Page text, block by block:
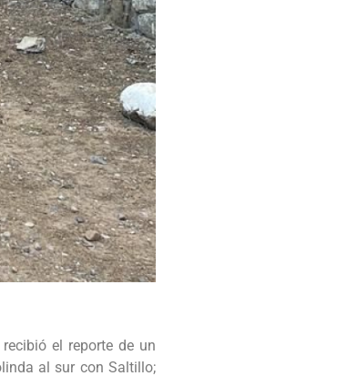
el reporte de un
al sur con Saltillo;